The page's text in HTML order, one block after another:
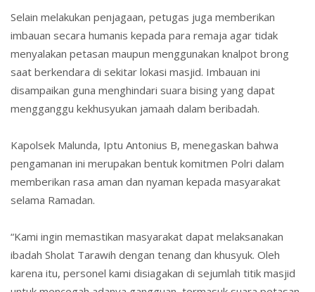
Selain melakukan penjagaan, petugas juga memberikan
imbauan secara humanis kepada para remaja agar tidak
menyalakan petasan maupun menggunakan knalpot brong
saat berkendara di sekitar lokasi masjid. Imbauan ini
disampaikan guna menghindari suara bising yang dapat
mengganggu kekhusyukan jamaah dalam beribadah.
Kapolsek Malunda, Iptu Antonius B, menegaskan bahwa
pengamanan ini merupakan bentuk komitmen Polri dalam
memberikan rasa aman dan nyaman kepada masyarakat
selama Ramadan.
“Kami ingin memastikan masyarakat dapat melaksanakan
ibadah Sholat Tarawih dengan tenang dan khusyuk. Oleh
karena itu, personel kami disiagakan di sejumlah titik masjid